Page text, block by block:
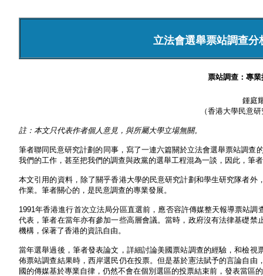
立法會選舉票站調查
票站調查：專
鍾庭
（香港大學民意
註：本文只代表作者個人意見，與所屬大學立場無關。
筆者聯同民意研究計劃的同事，寫了一連六篇關於立法會選舉票站調
我們的工作，甚至把我們的調查與政黨的選舉工程混為一談，因此，筆
本文引用的資料，除了關乎香港大學的民意研究計劃和學生研究隊者
作業。筆者關心的，是民意調查的專業發展。
1991年香港進行首次立法局分區直選前，應否容許傳媒整天報導票站
代表，筆者在當年亦有參加一些高層會議。當時，政府沒有法律基礎
機構，保著了香港的資訊自由。
當年選舉過後，筆者發表論文，詳細討論美國票站調查的經驗，和檢
佈票站調查結果時，西岸選民仍在投票。但是基於憲法賦予的言論自
國的傳媒基於專業自律，仍然不會在個別選區的投票結束前，發表當區